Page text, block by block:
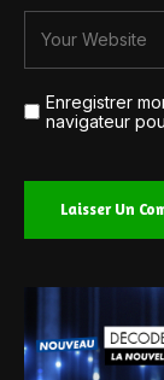
Enregistrer
navigateur